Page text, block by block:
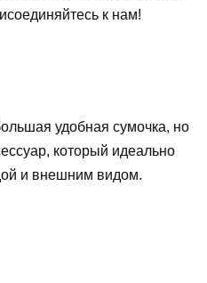
к нам!
удобная сумочка, но
который идеально
и внешним видом.